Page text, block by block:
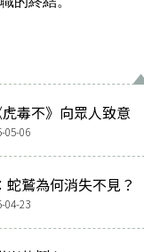
毒不》向眾人致意
06
蛇鷲為何消失不見？
23